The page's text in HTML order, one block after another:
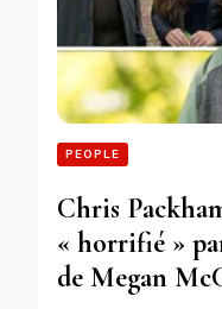
PEOPLE
Chris
« horrifié »
de Megan